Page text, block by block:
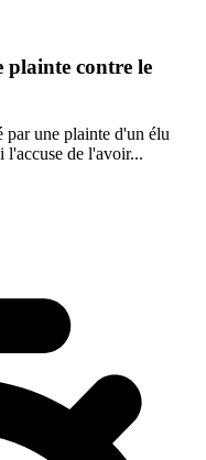
plainte contre le
par une plainte d'un élu
l'accuse de l'avoir...